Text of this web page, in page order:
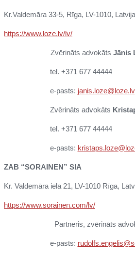
Kr.Valdemāra 33-5, Rīga, LV-1010, Latvija
https://www.loze.lv/lv/
Zvērināts advokāts Jānis
tel. +371 677 44444
e-pasts: janis.loze@loze.lv
Zvērināts advokāts
tel. +371 677 44444
e-pasts:
ZAB “SORAINEN” SIA
Kr. Valdemāra iela 21, LV-1010 Rīga,
https://www.sorainen.com/lv/
Partneris, zvērināts
e-pasts: